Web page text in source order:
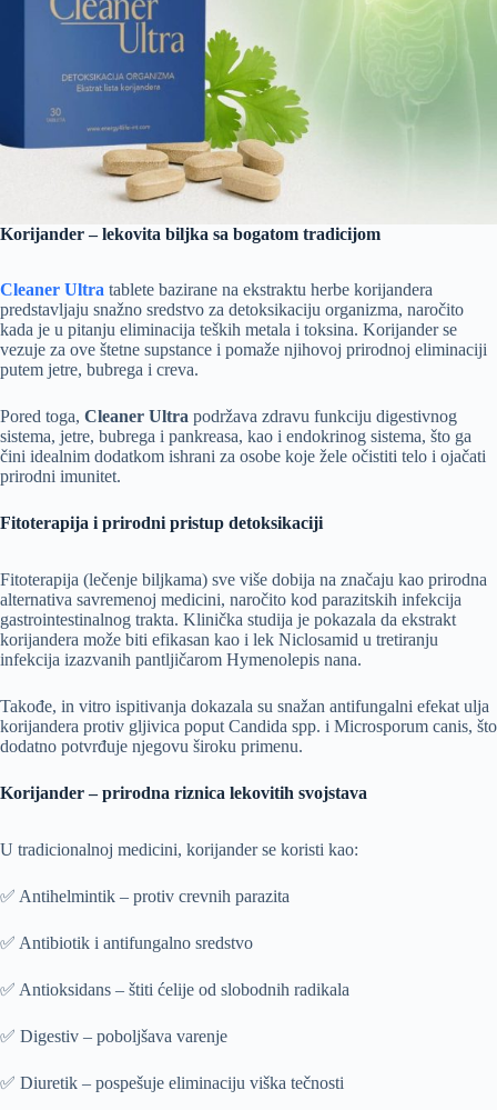
Korijander – lekovita biljka sa bogatom tradicijom
Cleaner Ultra tablete bazirane na ekstraktu herbe korijandera
predstavljaju snažno sredstvo za detoksikaciju organizma, naročito
kada je u pitanju eliminacija teških metala i toksina. Korijander se
vezuje za ove štetne supstance i pomaže njihovoj prirodnoj eliminaciji
putem jetre, bubrega i creva.
Pored toga, Cleaner Ultra podržava zdravu funkciju digestivnog
sistema, jetre, bubrega i pankreasa, kao i endokrinog sistema, što ga
čini idealnim dodatkom ishrani za osobe koje žele očistiti telo i ojačati
prirodni imunitet.
Fitoterapija i prirodni pristup detoksikaciji
Fitoterapija (lečenje biljkama) sve više dobija na značaju kao prirodna
alternativa savremenoj medicini, naročito kod parazitskih infekcija
gastrointestinalnog trakta. Klinička studija je pokazala da ekstrakt
korijandera može biti efikasan kao i lek Niclosamid u tretiranju
infekcija izazvanih pantljičarom Hymenolepis nana.
Takođe, in vitro ispitivanja dokazala su snažan antifungalni efekat ulja
korijandera protiv gljivica poput Candida spp. i Microsporum canis, što
dodatno potvrđuje njegovu široku primenu.
Korijander – prirodna riznica lekovitih svojstava
U tradicionalnoj medicini, korijander se koristi kao:
✅ Antihelmintik – protiv crevnih parazita
✅ Antibiotik i antifungalno sredstvo
✅ Antioksidans – štiti ćelije od slobodnih radikala
✅ Digestiv – poboljšava varenje
✅ Diuretik – pospešuje eliminaciju viška tečnosti